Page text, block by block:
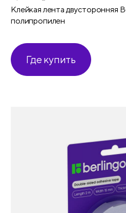
Клейкая лента двусторонняя
полипропилен
Где купить